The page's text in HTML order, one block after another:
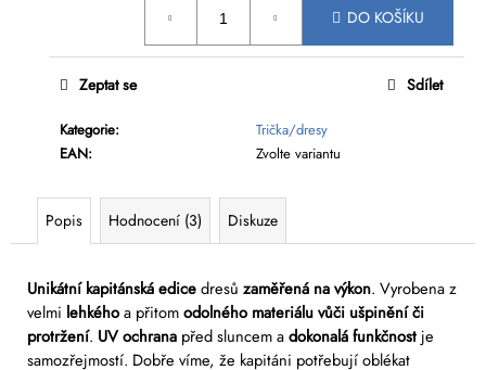
DO KOŠÍKU
Kategorie:
Trička/dresy
EAN: Zvolte variantu
Zeptat se Sdílet
Popis Hodnocení (3) Diskuze
Unikátní kapitánská edicedresů zaměřená na výkon. Vyrobena z
velmi lehkéhoa přitomodolného materiálu vůči ušpinění či
protržení. UV ochrana před sluncem adokonalá funkčnost je
samozřejmostí. Dobře víme, že kapitáni potřebují oblékat